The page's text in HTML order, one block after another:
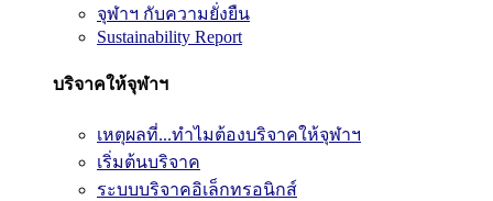
จุฬาฯ กับความยั่งยืน
Sustainability Report
บริจาคให้จุฬาฯ
เหตุผลที่...ทำไมต้องบริจาคให้จุฬาฯ
เริ่มต้นบริจาค
ระบบบริจาคอิเล็กทรอนิกส์